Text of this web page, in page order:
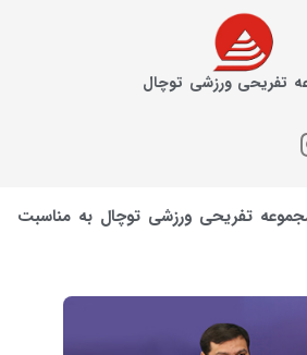
تفریحی ورزشی توچال
تفریحی ورزشی توچال به مناسبت